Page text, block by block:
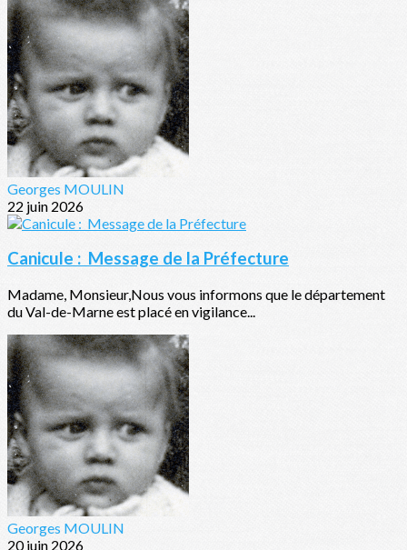
Georges MOULIN
22 juin 2026
Canicule : Message de la Préfecture
Madame, Monsieur,Nous vous informons que le département
du Val-de-Marne est placé en vigilance...
Georges MOULIN
20 juin 2026